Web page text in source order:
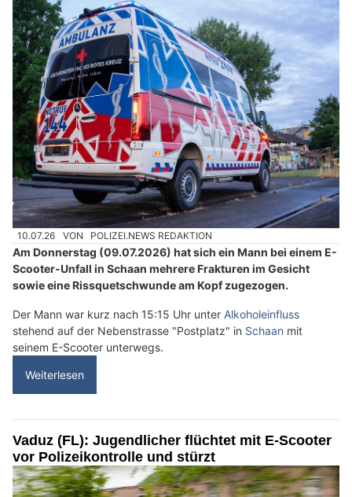
10.07.26 VON POLIZEI.NEWS REDAKTION
Am Donnerstag (09.07.2026) hat sich ein Mann bei einem E-
Scooter-Unfall in Schaan mehrere Frakturen im Gesicht
sowie eine Rissquetschwunde am Kopf zugezogen.
Der Mann war kurz nach 15:15 Uhr unter Alkoholeinfluss
stehend auf der Nebenstrasse "Postplatz" in Schaan mit
seinem E-Scooter unterwegs.
Weiterlesen
Vaduz (FL): Jugendlicher flüchtet mit E-Scooter
vor Polizeikontrolle und stürzt